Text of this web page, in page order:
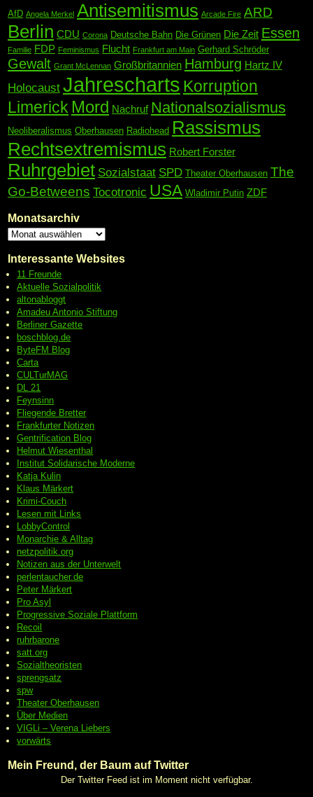
AfD Angela Merkel Antisemitismus Arcade Fire ARD
Berlin CDU Corona Deutsche Bahn Die Grünen Die Zeit Essen
Familie FDP Feminismus Flucht Frankfurt am Main Gerhard Schröder
Gewalt Grant McLennan Großbritannien Hamburg Hartz IV
Holocaust Jahrescharts Korruption
Limerick Mord Nachruf Nationalsozialismus
Neoliberalismus Oberhausen Radiohead Rassismus
Rechtsextremismus Robert Forster
Ruhrgebiet Sozialstaat SPD Theater Oberhausen The
Go-Betweens Tocotronic USA Wladimir Putin ZDF
Monatsarchiv
Interessante Websites
11 Freunde
Aktuelle Sozialpolitik
altonabloggt
Amadeu Antonio Stiftung
Berliner Gazette
boschblog.de
ByteFM Blog
Carta
CULTurMAG
DL 21
Feynsinn
Fliegende Bretter
Frankfurter Notizen
Gentrification Blog
Helmut Wiesenthal
Institut Solidarische Moderne
Katja Kulin
Klaus Märkert
Krimi-Couch
Lesen mit Links
LobbyControl
Monarchie & Alltag
netzpolitik.org
Notizen aus der Unterwelt
perlentaucher.de
Peter Märkert
Pro Asyl
ProgressiveSoziale Plattform
Recoil
ruhrbarone
satt.org
Sozialtheoristen
sprengsatz
spw
Theater Oberhausen
Über Medien
VIGLi – Verena Liebers
vorwärts
Mein Freund, der Baum auf Twitter
Der Twitter Feed ist im Moment nicht verfügbar.